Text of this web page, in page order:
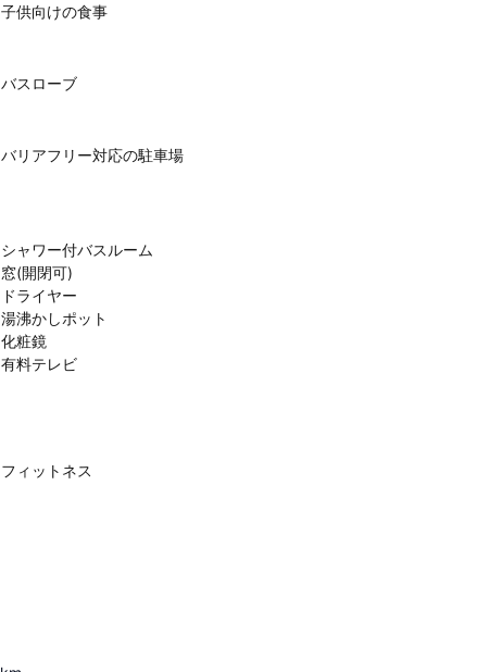
子供向けの食事
バスローブ
バリアフリー対応の駐車場
シャワー付バスルーム
窓(開閉可)
ドライヤー
湯沸かしポット
化粧鏡
有料テレビ
フィットネス